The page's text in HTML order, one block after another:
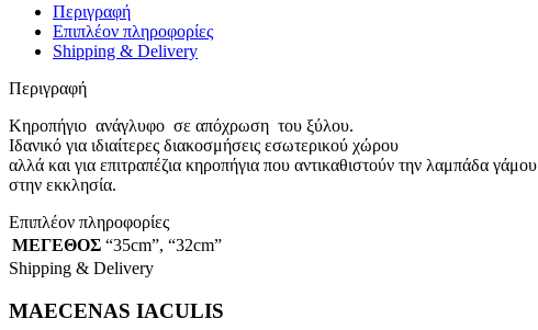
Περιγραφή
Επιπλέον πληροφορίες
Shipping & Delivery
Περιγραφή
Κηροπήγιο ανάγλυφo σε απόχρωση του ξύλου.
Ιδανικό για ιδιαίτερες διακοσμήσεις εσωτερικού χώρου
αλλά και για επιτραπέζια κηροπήγια που αντικαθιστούν την λαμπάδα γάμου
στην εκκλησία.
Επιπλέον πληροφορίες
ΜΕΓΕΘΟΣ “35cm”, “32cm”
Shipping & Delivery
MAECENAS IACULIS